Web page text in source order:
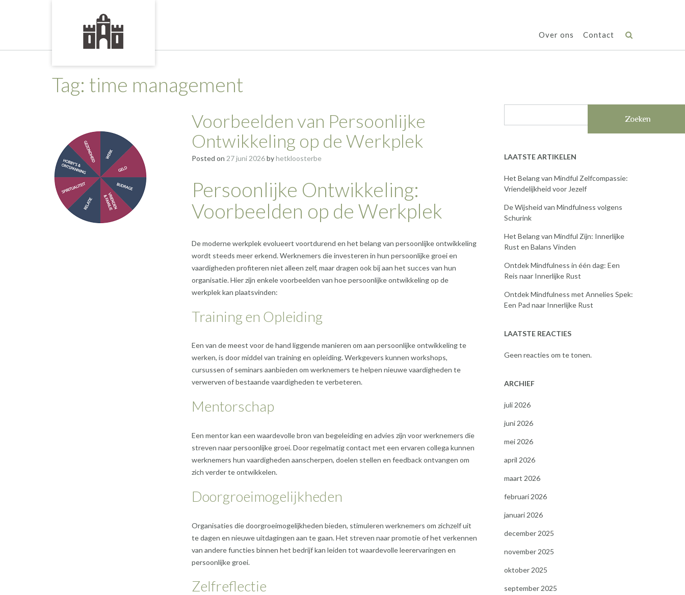
Over ons Contact
Tag: time management
Voorbeelden van Persoonlijke
Ontwikkeling op de Werkplek
Posted on 27 juni 2026byhetkloosterbe
Persoonlijke Ontwikkeling:
Voorbeelden op de Werkplek
De moderne werkplek evolueert voortdurend en het belang van persoonlijke ontwikkeling
wordt steeds meer erkend. Werknemers die investeren in hun persoonlijke groei en
vaardigheden profiteren niet alleen zelf, maar dragen ook bij aan het succes van hun
organisatie. Hier zijn enkele voorbeelden van hoe persoonlijke ontwikkeling op de
werkplek kan plaatsvinden:
Training en Opleiding
Een van de meest voor de hand liggende manieren om aan persoonlijke ontwikkeling te
werken, is door middel van training en opleiding. Werkgevers kunnen workshops,
cursussen of seminars aanbieden om werknemers te helpen nieuwe vaardigheden te
verwerven of bestaande vaardigheden te verbeteren.
Mentorschap
Een mentor kan een waardevolle bron van begeleiding en advies zijn voor werknemers die
streven naar persoonlijke groei. Door regelmatig contact met een ervaren collega kunnen
werknemers hun vaardigheden aanscherpen, doelen stellen en feedback ontvangen om
zich verder te ontwikkelen.
Doorgroeimogelijkheden
Organisaties die doorgroeimogelijkheden bieden, stimuleren werknemers om zichzelf uit
te dagen en nieuwe uitdagingen aan te gaan. Het streven naar promotie of het verkennen
van andere functies binnen het bedrijf kan leiden tot waardevolle leerervaringen en
persoonlijke groei.
Zelfreflectie
Zoeken
LAATSTE ARTIKELEN
Het Belang van Mindful Zelfcompassie:
Vriendelijkheid voor Jezelf
De Wijsheid van Mindfulness volgens
Schurink
Het Belang van Mindful Zijn: Innerlijke
Rust en Balans Vinden
Ontdek Mindfulness in één dag: Een
Reis naar Innerlijke Rust
Ontdek Mindfulness met Annelies Spek:
Een Pad naar Innerlijke Rust
LAATSTE REACTIES
Geen reacties om te tonen.
ARCHIEF
juli 2026
juni 2026
mei 2026
april 2026
maart 2026
februari 2026
januari 2026
december 2025
november 2025
oktober 2025
september 2025